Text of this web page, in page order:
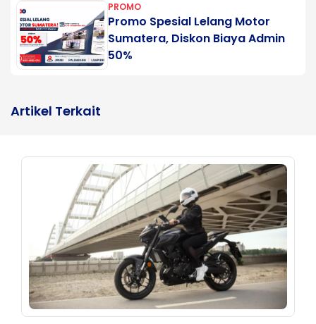
PROMO
Promo Spesial Lelang Motor
Sumatera, Diskon Biaya Admin
50%
Artikel Terkait